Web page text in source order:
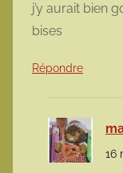
j’y aurait bien
bises
Répondre
16